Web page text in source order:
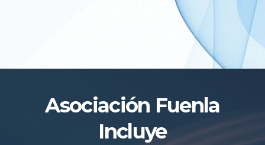
Asociación Fuenla
Incluye